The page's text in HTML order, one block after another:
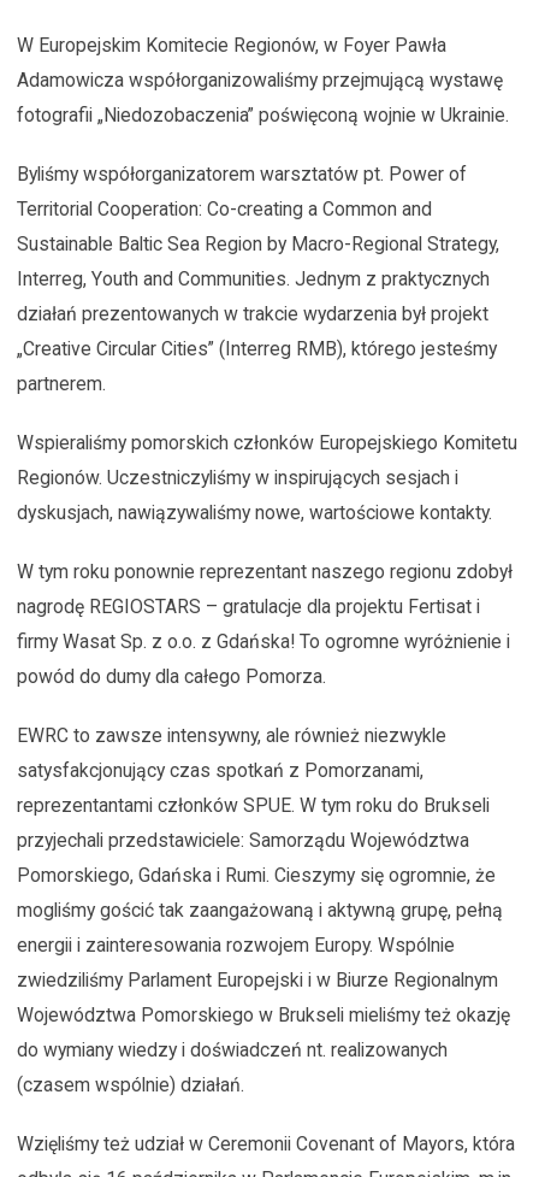
W Europejskim Komitecie Regionów, w Foyer Pawła
Adamowicza współorganizowaliśmy przejmującą wystawę
fotografii „Niedozobaczenia” poświęconą wojnie w Ukrainie.
Byliśmy współorganizatorem warsztatów pt. Power of
Territorial Cooperation: Co-creating a Common and
Sustainable Baltic Sea Region by Macro-Regional Strategy,
Interreg, Youth and Communities. Jednym z praktycznych
działań prezentowanych w trakcie wydarzenia był projekt
„Creative Circular Cities” (Interreg RMB), którego jesteśmy
partnerem.
Wspieraliśmy pomorskich członków Europejskiego Komitetu
Regionów. Uczestniczyliśmy w inspirujących sesjach i
dyskusjach, nawiązywaliśmy nowe, wartościowe kontakty.
W tym roku ponownie reprezentant naszego regionu zdobył
nagrodę REGIOSTARS – gratulacje dla projektu Fertisat i
firmy Wasat Sp. z o.o. z Gdańska! To ogromne wyróżnienie i
powód do dumy dla całego Pomorza.
EWRC to zawsze intensywny, ale również niezwykle
satysfakcjonujący czas spotkań z Pomorzanami,
reprezentantami członków SPUE. W tym roku do Brukseli
przyjechali przedstawiciele: Samorządu Województwa
Pomorskiego, Gdańska i Rumi. Cieszymy się ogromnie, że
mogliśmy gościć tak zaangażowaną i aktywną grupę, pełną
energii i zainteresowania rozwojem Europy. Wspólnie
zwiedziliśmy Parlament Europejski i w Biurze Regionalnym
Województwa Pomorskiego w Brukseli mieliśmy też okazję
do wymiany wiedzy i doświadczeń nt. realizowanych
(czasem wspólnie) działań.
Wzięliśmy też udział w Ceremonii Covenant of Mayors, która